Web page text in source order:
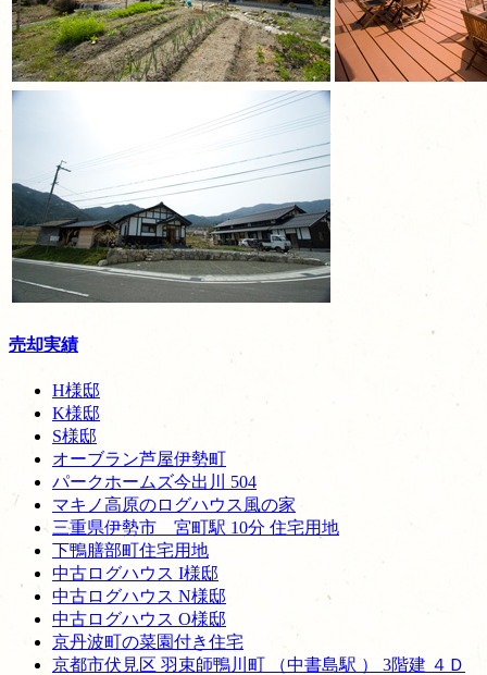
売却実績
H様邸
K様邸
S様邸
オーブラン芦屋伊勢町
パークホームズ今出川 504
マキノ高原のログハウス風の家
三重県伊勢市 宮町駅 10分 住宅用地
下鴨膳部町住宅用地
中古ログハウス I様邸
中古ログハウス N様邸
中古ログハウス O様邸
京丹波町の菜園付き住宅
京都市伏見区 羽束師鴨川町 （中書島駅 ） 3階建 ４Ｄ